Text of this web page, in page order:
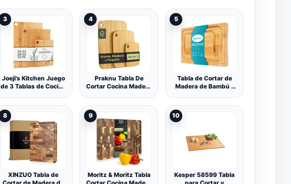
3
Joeji's Kitchen Juego
de 3 Tablas de Cocina
Madera Bambú -
Ranura y Agujero
para Colgarla - Eco
Resistente e
Naturalmente
Antimicrobiano -
Diferentes Tamaños
4
Praknu Tabla De
Cortar Cocina Madera
Robusta - Bambú
FSC® Sostenible Para
Verduras, Carne Y
Pan - Varios Tamaños
5
Tabla de Cortar de
Madera de Bambú -
Verduras, Desayuno
Grande - Tabla de
Cocina Profesional
para Cortar -
8
XINZUO Tabla de
9
Moritz & Moritz Tabla
10
Kesper 58599 Tabla